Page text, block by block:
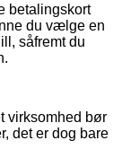
betalingskort
du vælge en
såfremt du
virksomhed bør
det er dog bare